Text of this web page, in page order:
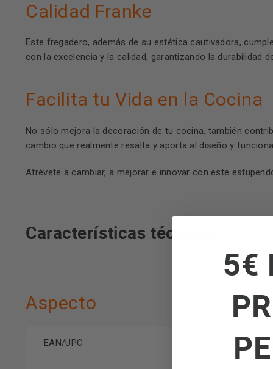
Calidad Franke
Este fregadero, además de su estética cautivadora,
con la excelencia y la calidad, garantizando la durabilidad
Facilita tu Vida en la Cocina
No sólo mejora la decoración de tu cocina, también
cambio que realmente resalta y aporta al diseño y
Atrévete a cambiar, a mejorar e innovar con este
Características técnicas
Aspecto
EAN/UPC
5€